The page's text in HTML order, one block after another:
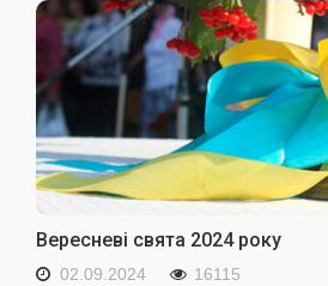
Вересневі свята 2024 року
02.09.2024 16115